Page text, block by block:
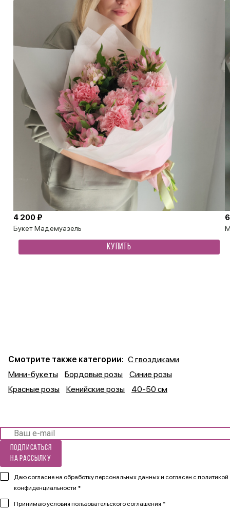
Букет Мадемуазель
4 200 ₽
КУПИТЬ
Смотрите также категории: С гвоздиками
Мини-букеты
Бордовые розы
Синие розы
Красные розы
Кенийские розы 40-50 см
Подписаться
на рассылку
Даю согласие на обработку персональных данных и согласен с политикой
конфиденциальности *
Принимаюусловия пользовательского соглашения *